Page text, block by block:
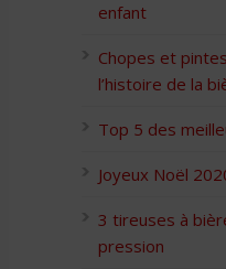
enfant
Chopes et
l’histoire de la
Top 5 des
Joyeux Noël
3 tireuses à
pression